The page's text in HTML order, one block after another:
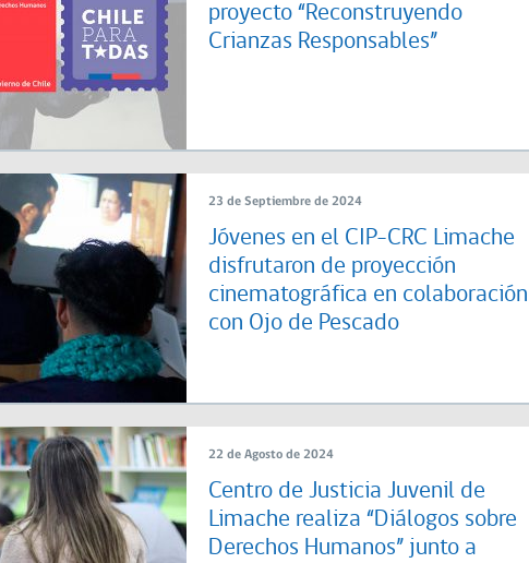
proyecto “Reconstruyendo
Crianzas Responsables”
23 de Septiembre de 2024
Jóvenes en el CIP-CRC Limache
disfrutaron de proyección
cinematográfica en colaboración
con Ojo de Pescado
22 de Agosto de 2024
Centro de Justicia Juvenil de
Limache realiza “Diálogos sobre
Derechos Humanos” junto a